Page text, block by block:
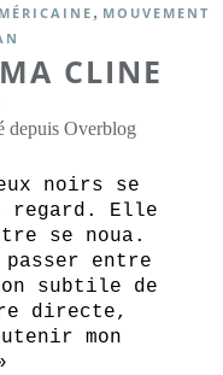
, MOUVEMENT
CLINE
depuis Overblog
noirs se
regard. Elle
se noua.
passer entre
subtile de
directe,
mon